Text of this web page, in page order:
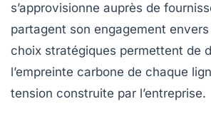
s’approvisionne auprès de
partagent son engagement
choix stratégiques permettent de
l’empreinte carbone de chaque
tension construite par l’entreprise.